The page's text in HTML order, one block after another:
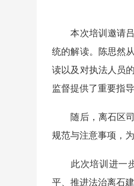
本次培训邀请吕
统的解读。陈思然
读以及对执法人员
监督提供了重要指导
随后，离石区司
规范与注意事项，
此次培训进一步
平、推进法治离石